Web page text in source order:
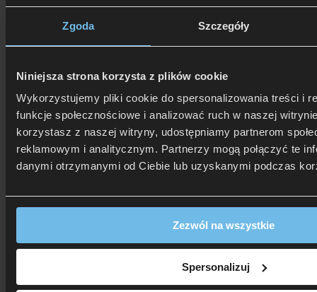
Zgoda Szczegóły
Niniejsza strona korzysta z plików cookie
Wykorzystujemy pliki cookie do spersonalizowania treści i
funkcje społecznościowe i analizować ruch w naszej
korzystasz z naszej witryny, udostępniamy partnerom
reklamowym i analitycznym. Partnerzy mogą połączyć te
danymi otrzymanymi od Ciebie lub uzyskanymi podczas
Zezwól na wszystkie
Spersonalizuj
To jest wyrób medyczny. Używaj go zgodnie